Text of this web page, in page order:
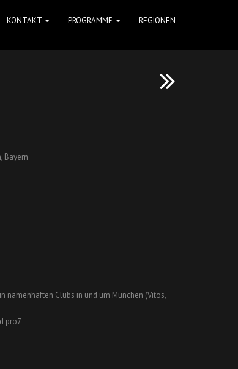
KONTAKT PROGRAMME REGIONEN
Bayern
namenhaften Clubs in und um München (Vitos,
pro7